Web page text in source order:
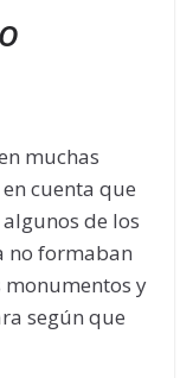
muchas
cuenta que
de los
no formaban
monumentos y
según que